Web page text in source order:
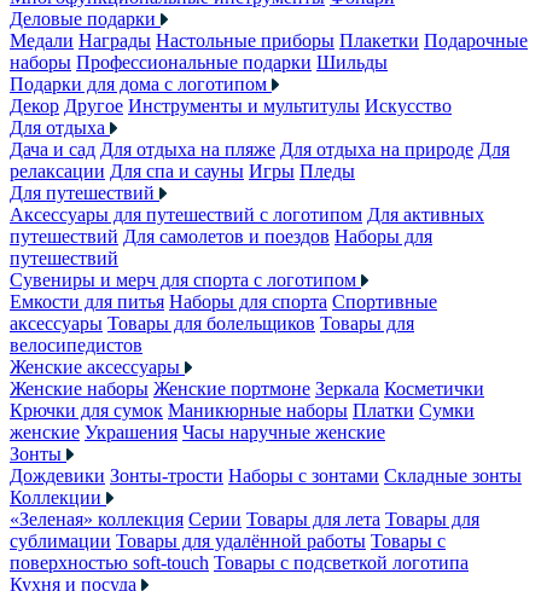
Деловые подарки
Медали Награды Настольные приборы Плакетки Подарочные
наборы Профессиональные подарки Шильды
Подарки для дома с логотипом
Декор Другое Инструменты и мультитулы Искусство
Для отдыха
Дача и сад Для отдыха на пляже Для отдыха на природе Для
релаксации Для спа и сауны Игры Пледы
Для путешествий
Аксессуары для путешествий с логотипом Для активных
путешествий Для самолетов и поездов Наборы для
путешествий
Сувениры и мерч для спорта с логотипом
Емкости для питья Наборы для спорта Спортивные
аксессуары Товары для болельщиков Товары для
велосипедистов
Женские аксессуары
Женские наборы Женские портмоне Зеркала Косметички
Крючки для сумок Маникюрные наборы Платки Сумки
женские Украшения Часы наручные женские
Зонты
Дождевики Зонты-трости Наборы с зонтами Складные зонты
Коллекции
«Зеленая» коллекция Серии Товары для лета Товары для
сублимации Товары для удалённой работы Товары с
поверхностью soft-touch Товары с подсветкой логотипа
Кухня и посуда